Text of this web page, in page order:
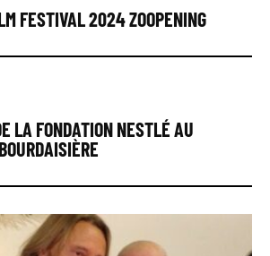
FESTIVAL 2024 ZOOPENING
LA FONDATION NESTLÉ AU